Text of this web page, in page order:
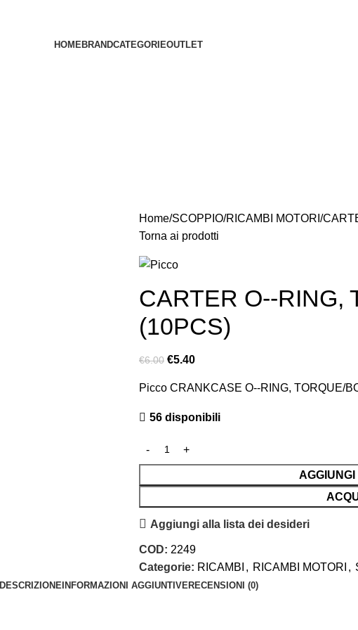
HOMEBRANDCATEGORIEOUTLET
Home SCOPPIO RICAMBI MOTORI
Torna ai prodotti
CARTER O-­-RING,
(10PCS)
€6.00 €5.40
Picco CRANKCASE O-­-RING, TORQUE/
56 disponibili
Aggiungi alla lista dei desideri
COD: 2249
Categorie: RICAMBI , RICAMBI MOTORI ,
DESCRIZIONEINFORMAZIONI AGGIUNTIVERECENSIONI (0)